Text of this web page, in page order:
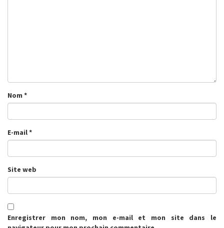
Nom *
E-mail*
Site web
Enregistrer mon nom, mon e-mail et mon site dans le